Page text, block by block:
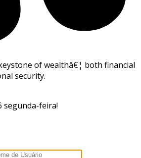
of wealthâ€¦ both financial
security.
segunda-feira!